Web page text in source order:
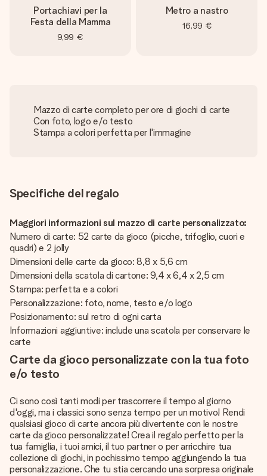
Portachiavi per la
Festa della Mamma
9,99 €
Metro a nastro
16,99 €
Mazzo di carte completo per ore di giochi di carte
Con foto, logo e/o testo
Stampa a colori perfetta per l'immagine
Specifiche del regalo
Maggiori informazioni sul mazzo di carte personalizzato:
Numero di carte: 52 carte da gioco (picche, trifoglio, cuori e
quadri) e 2 jolly
Dimensioni delle carte da gioco: 8,8 x 5,6 cm
Dimensioni della scatola di cartone: 9,4 x 6,4 x 2,5 cm
Stampa: perfetta e a colori
Personalizzazione: foto, nome, testo e/o logo
Posizionamento: sul retro di ogni carta
Informazioni aggiuntive: include una scatola per conservare le
carte
Carte da gioco personalizzate con la tua foto
e/o testo
Ci sono così tanti modi per trascorrere il tempo al giorno
d'oggi, ma i classici sono senza tempo per un motivo! Rendi
qualsiasi gioco di carte ancora più divertente con le nostre
carte da gioco personalizzate! Crea il regalo perfetto per la
tua famiglia, i tuoi amici, il tuo partner o per arricchire tua
collezione di giochi, in pochissimo tempo aggiungendo la tua
personalizzazione. Che tu stia cercando una sorpresa originale